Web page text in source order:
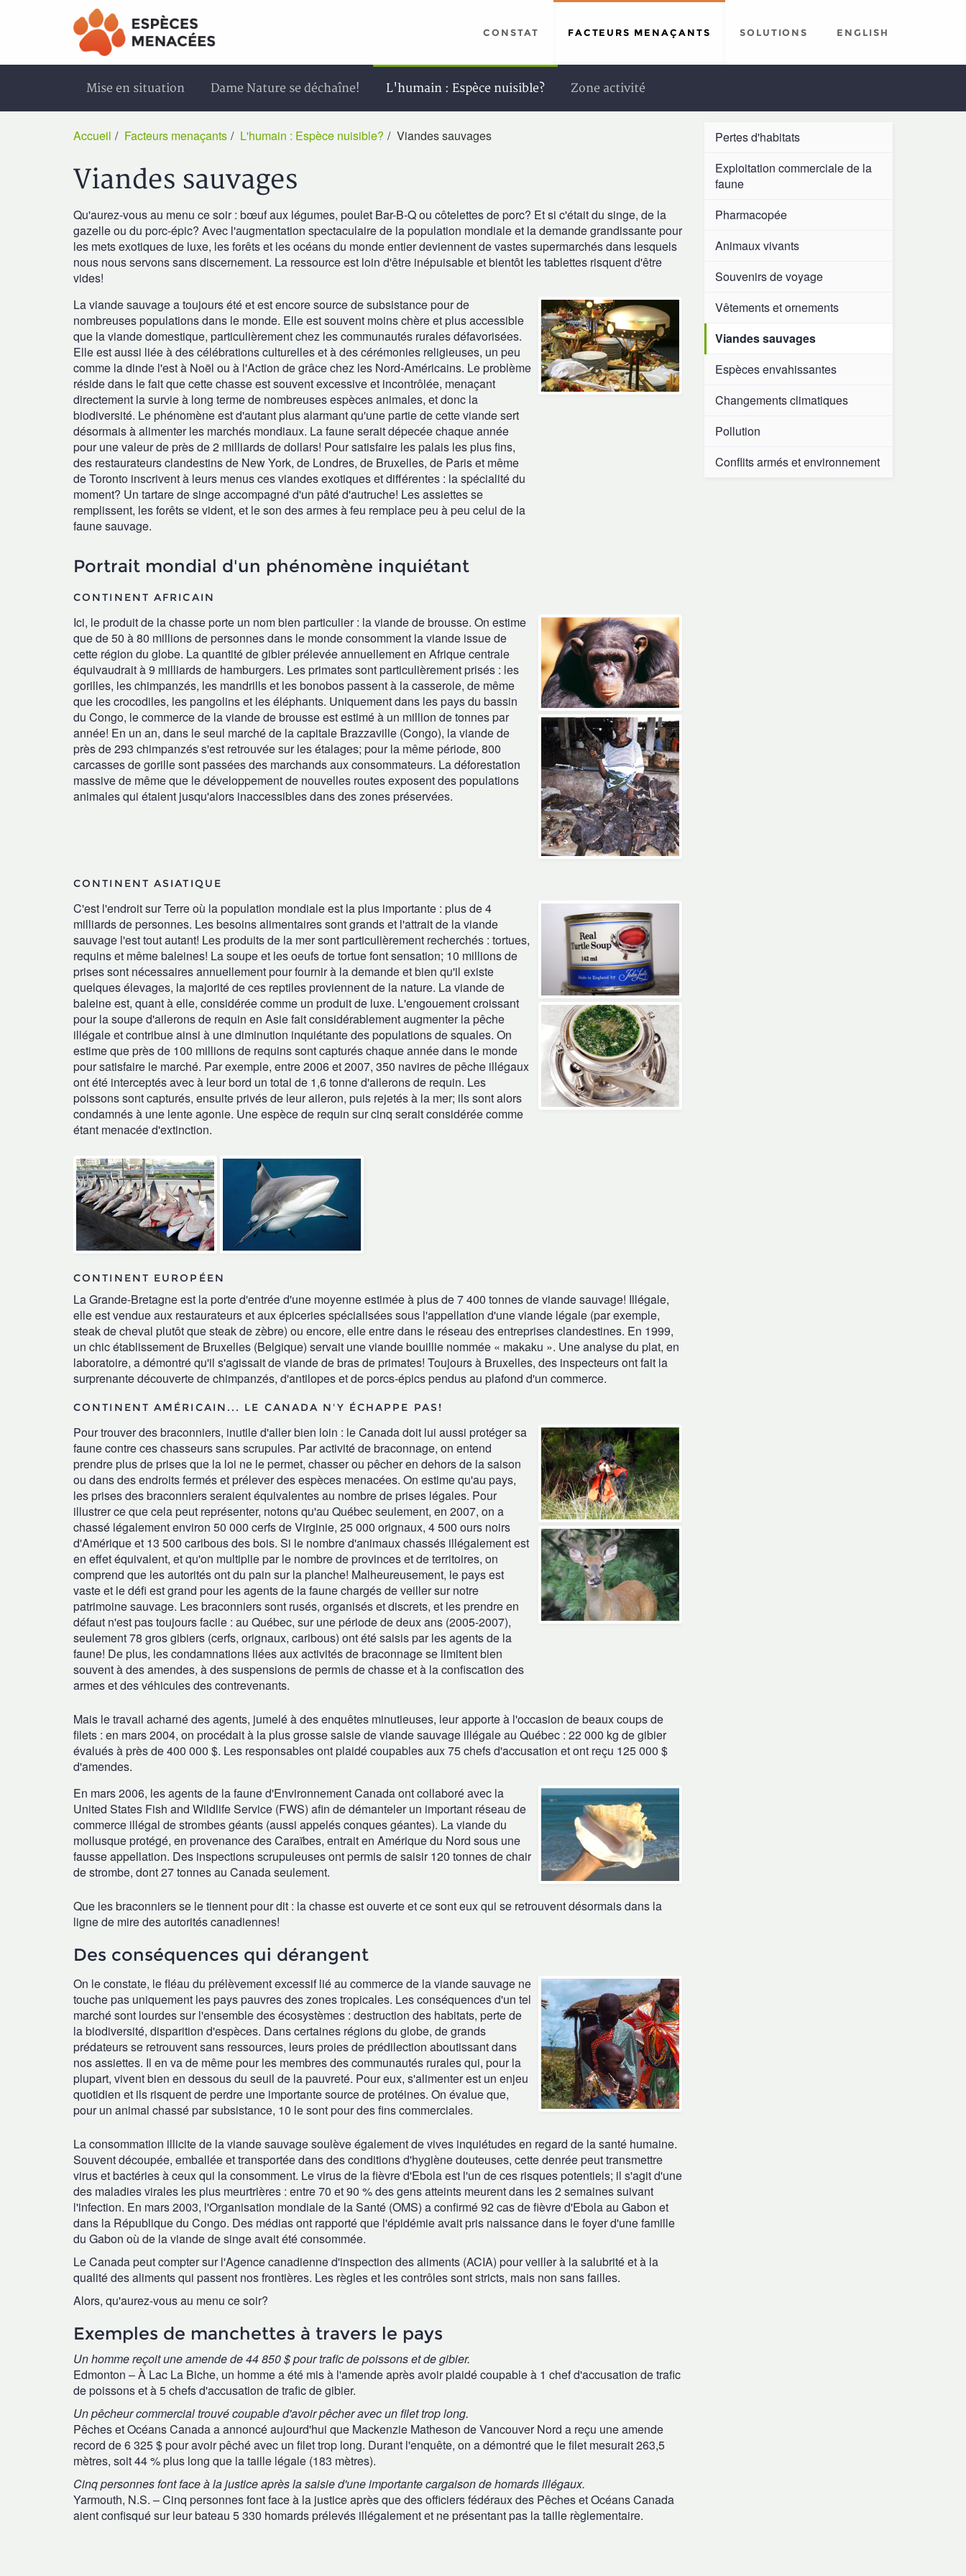
CONSTAT FACTEURS MENAÇANTS SOLUTIONS ENGLISH
Mise en situation Dame Nature se déchaîne! L'humain : Espèce nuisible? Zone activité
Pertes d'habitats
Exploitation commerciale de la
faune
Pharmacopée
Animaux vivants
Souvenirs de voyage
Vêtements et ornements
Viandes sauvages
Espèces envahissantes
Changements climatiques
Pollution
Conflits armés et environnement
Accueil Facteurs menaçants L'humain : Espèce nuisible? Viandes sauvages
Viandes sauvages
Qu'aurez-vous au menu ce soir : bœuf aux légumes, poulet Bar-B-Q ou côtelettes de porc? Et si c'était du singe, de la
gazelle ou du porc-épic? Avec l'augmentation spectaculaire de la population mondiale et la demande grandissante pour
les mets exotiques de luxe, les forêts et les océans du monde entier deviennent de vastes supermarchés dans lesquels
nous nous servons sans discernement. La ressource est loin d'être inépuisable et bientôt les tablettes risquent d'être
vides!
La viande sauvage a toujours été et est encore source de subsistance pour de
nombreuses populations dans le monde. Elle est souvent moins chère et plus accessible
que la viande domestique, particulièrement chez les communautés rurales défavorisées.
Elle est aussi liée à des célébrations culturelles et à des cérémonies religieuses, un peu
comme la dinde l'est à Noël ou à l'Action de grâce chez les Nord-Américains. Le problème
réside dans le fait que cette chasse est souvent excessive et incontrôlée, menaçant
directement la survie à long terme de nombreuses espèces animales, et donc la
biodiversité. Le phénomène est d'autant plus alarmant qu'une partie de cette viande sert
désormais à alimenter les marchés mondiaux. La faune serait dépecée chaque année
pour une valeur de près de 2 milliards de dollars! Pour satisfaire les palais les plus fins,
des restaurateurs clandestins de New York, de Londres, de Bruxelles, de Paris et même
de Toronto inscrivent à leurs menus ces viandes exotiques et différentes : la spécialité du
moment? Un tartare de singe accompagné d'un pâté d'autruche! Les assiettes se
remplissent, les forêts se vident, et le son des armes à feu remplace peu à peu celui de la
faune sauvage.
Portrait mondial d'un phénomène inquiétant
CONTINENT AFRICAIN
Ici, le produit de la chasse porte un nom bien particulier : la viande de brousse. On estime
que de 50 à 80 millions de personnes dans le monde consomment la viande issue de
cette région du globe. La quantité de gibier prélevée annuellement en Afrique centrale
équivaudrait à 9 milliards de hamburgers. Les primates sont particulièrement prisés : les
gorilles, les chimpanzés, les mandrills et les bonobos passent à la casserole, de même
que les crocodiles, les pangolins et les éléphants. Uniquement dans les pays du bassin
du Congo, le commerce de la viande de brousse est estimé à un million de tonnes par
année! En un an, dans le seul marché de la capitale Brazzaville (Congo), la viande de
près de 293 chimpanzés s'est retrouvée sur les étalages; pour la même période, 800
carcasses de gorille sont passées des marchands aux consommateurs. La déforestation
massive de même que le développement de nouvelles routes exposent des populations
animales qui étaient jusqu'alors inaccessibles dans des zones préservées.
CONTINENT ASIATIQUE
C'est l'endroit sur Terre où la population mondiale est la plus importante : plus de 4
milliards de personnes. Les besoins alimentaires sont grands et l'attrait de la viande
sauvage l'est tout autant! Les produits de la mer sont particulièrement recherchés : tortues,
requins et même baleines! La soupe et les oeufs de tortue font sensation; 10 millions de
prises sont nécessaires annuellement pour fournir à la demande et bien qu'il existe
quelques élevages, la majorité de ces reptiles proviennent de la nature. La viande de
baleine est, quant à elle, considérée comme un produit de luxe. L'engouement croissant
pour la soupe d'ailerons de requin en Asie fait considérablement augmenter la pêche
illégale et contribue ainsi à une diminution inquiétante des populations de squales. On
estime que près de 100 millions de requins sont capturés chaque année dans le monde
pour satisfaire le marché. Par exemple, entre 2006 et 2007, 350 navires de pêche illégaux
ont été interceptés avec à leur bord un total de 1,6 tonne d'ailerons de requin. Les
poissons sont capturés, ensuite privés de leur aileron, puis rejetés à la mer; ils sont alors
condamnés à une lente agonie. Une espèce de requin sur cinq serait considérée comme
étant menacée d'extinction.
CONTINENT EUROPÉEN
La Grande-Bretagne est la porte d'entrée d'une moyenne estimée à plus de 7 400 tonnes de viande sauvage! Illégale,
elle est vendue aux restaurateurs et aux épiceries spécialisées sous l'appellation d'une viande légale (par exemple,
steak de cheval plutôt que steak de zèbre) ou encore, elle entre dans le réseau des entreprises clandestines. En 1999,
un chic établissement de Bruxelles (Belgique) servait une viande bouillie nommée « makaku ». Une analyse du plat, en
laboratoire, a démontré qu'il s'agissait de viande de bras de primates! Toujours à Bruxelles, des inspecteurs ont fait la
surprenante découverte de chimpanzés, d'antilopes et de porcs-épics pendus au plafond d'un commerce.
CONTINENT AMÉRICAIN... LE CANADA N'Y ÉCHAPPE PAS!
Pour trouver des braconniers, inutile d'aller bien loin : le Canada doit lui aussi protéger sa
faune contre ces chasseurs sans scrupules. Par activité de braconnage, on entend
prendre plus de prises que la loi ne le permet, chasser ou pêcher en dehors de la saison
ou dans des endroits fermés et prélever des espèces menacées. On estime qu'au pays,
les prises des braconniers seraient équivalentes au nombre de prises légales. Pour
illustrer ce que cela peut représenter, notons qu'au Québec seulement, en 2007, on a
chassé légalement environ 50 000 cerfs de Virginie, 25 000 orignaux, 4 500 ours noirs
d'Amérique et 13 500 caribous des bois. Si le nombre d'animaux chassés illégalement est
en effet équivalent, et qu'on multiplie par le nombre de provinces et de territoires, on
comprend que les autorités ont du pain sur la planche! Malheureusement, le pays est
vaste et le défi est grand pour les agents de la faune chargés de veiller sur notre
patrimoine sauvage. Les braconniers sont rusés, organisés et discrets, et les prendre en
défaut n'est pas toujours facile : au Québec, sur une période de deux ans (2005-2007),
seulement 78 gros gibiers (cerfs, orignaux, caribous) ont été saisis par les agents de la
faune! De plus, les condamnations liées aux activités de braconnage se limitent bien
souvent à des amendes, à des suspensions de permis de chasse et à la confiscation des
armes et des véhicules des contrevenants.
Mais le travail acharné des agents, jumelé à des enquêtes minutieuses, leur apporte à l'occasion de beaux coups de
filets : en mars 2004, on procédait à la plus grosse saisie de viande sauvage illégale au Québec : 22 000 kg de gibier
évalués à près de 400 000 $. Les responsables ont plaidé coupables aux 75 chefs d'accusation et ont reçu 125 000 $
d'amendes.
En mars 2006, les agents de la faune d'Environnement Canada ont collaboré avec la
United States Fish and Wildlife Service (FWS) afin de démanteler un important réseau de
commerce illégal de strombes géants (aussi appelés conques géantes). La viande du
mollusque protégé, en provenance des Caraïbes, entrait en Amérique du Nord sous une
fausse appellation. Des inspections scrupuleuses ont permis de saisir 120 tonnes de chair
de strombe, dont 27 tonnes au Canada seulement.
Que les braconniers se le tiennent pour dit : la chasse est ouverte et ce sont eux qui se retrouvent désormais dans la
ligne de mire des autorités canadiennes!
Des conséquences qui dérangent
On le constate, le fléau du prélèvement excessif lié au commerce de la viande sauvage ne
touche pas uniquement les pays pauvres des zones tropicales. Les conséquences d'un tel
marché sont lourdes sur l'ensemble des écosystèmes : destruction des habitats, perte de
la biodiversité, disparition d'espèces. Dans certaines régions du globe, de grands
prédateurs se retrouvent sans ressources, leurs proies de prédilection aboutissant dans
nos assiettes. Il en va de même pour les membres des communautés rurales qui, pour la
plupart, vivent bien en dessous du seuil de la pauvreté. Pour eux, s'alimenter est un enjeu
quotidien et ils risquent de perdre une importante source de protéines. On évalue que,
pour un animal chassé par subsistance, 10 le sont pour des fins commerciales.
La consommation illicite de la viande sauvage soulève également de vives inquiétudes en regard de la santé humaine.
Souvent découpée, emballée et transportée dans des conditions d'hygiène douteuses, cette denrée peut transmettre
virus et bactéries à ceux qui la consomment. Le virus de la fièvre d'Ebola est l'un de ces risques potentiels; il s'agit d'une
des maladies virales les plus meurtrières : entre 70 et 90 % des gens atteints meurent dans les 2 semaines suivant
l'infection. En mars 2003, l'Organisation mondiale de la Santé (OMS) a confirmé 92 cas de fièvre d'Ebola au Gabon et
dans la République du Congo. Des médias ont rapporté que l'épidémie avait pris naissance dans le foyer d'une famille
du Gabon où de la viande de singe avait été consommée.
Le Canada peut compter sur l'Agence canadienne d'inspection des aliments (ACIA) pour veiller à la salubrité et à la
qualité des aliments qui passent nos frontières. Les règles et les contrôles sont stricts, mais non sans failles.
Alors, qu'aurez-vous au menu ce soir?
Exemples de manchettes à travers le pays
Un homme reçoit une amende de 44 850 $ pour trafic de poissons et de gibier.
Edmonton – À Lac La Biche, un homme a été mis à l'amende après avoir plaidé coupable à 1 chef d'accusation de trafic
de poissons et à 5 chefs d'accusation de trafic de gibier.
Un pêcheur commercial trouvé coupable d'avoir pêcher avec un filet trop long.
Pêches et Océans Canada a annoncé aujourd'hui que Mackenzie Matheson de Vancouver Nord a reçu une amende
record de 6 325 $ pour avoir pêché avec un filet trop long. Durant l'enquête, on a démontré que le filet mesurait 263,5
mètres, soit 44 % plus long que la taille légale (183 mètres).
Cinq personnes font face à la justice après la saisie d'une importante cargaison de homards illégaux.
Yarmouth, N.S. – Cinq personnes font face à la justice après que des officiers fédéraux des Pêches et Océans Canada
aient confisqué sur leur bateau 5 330 homards prélevés illégalement et ne présentant pas la taille règlementaire.